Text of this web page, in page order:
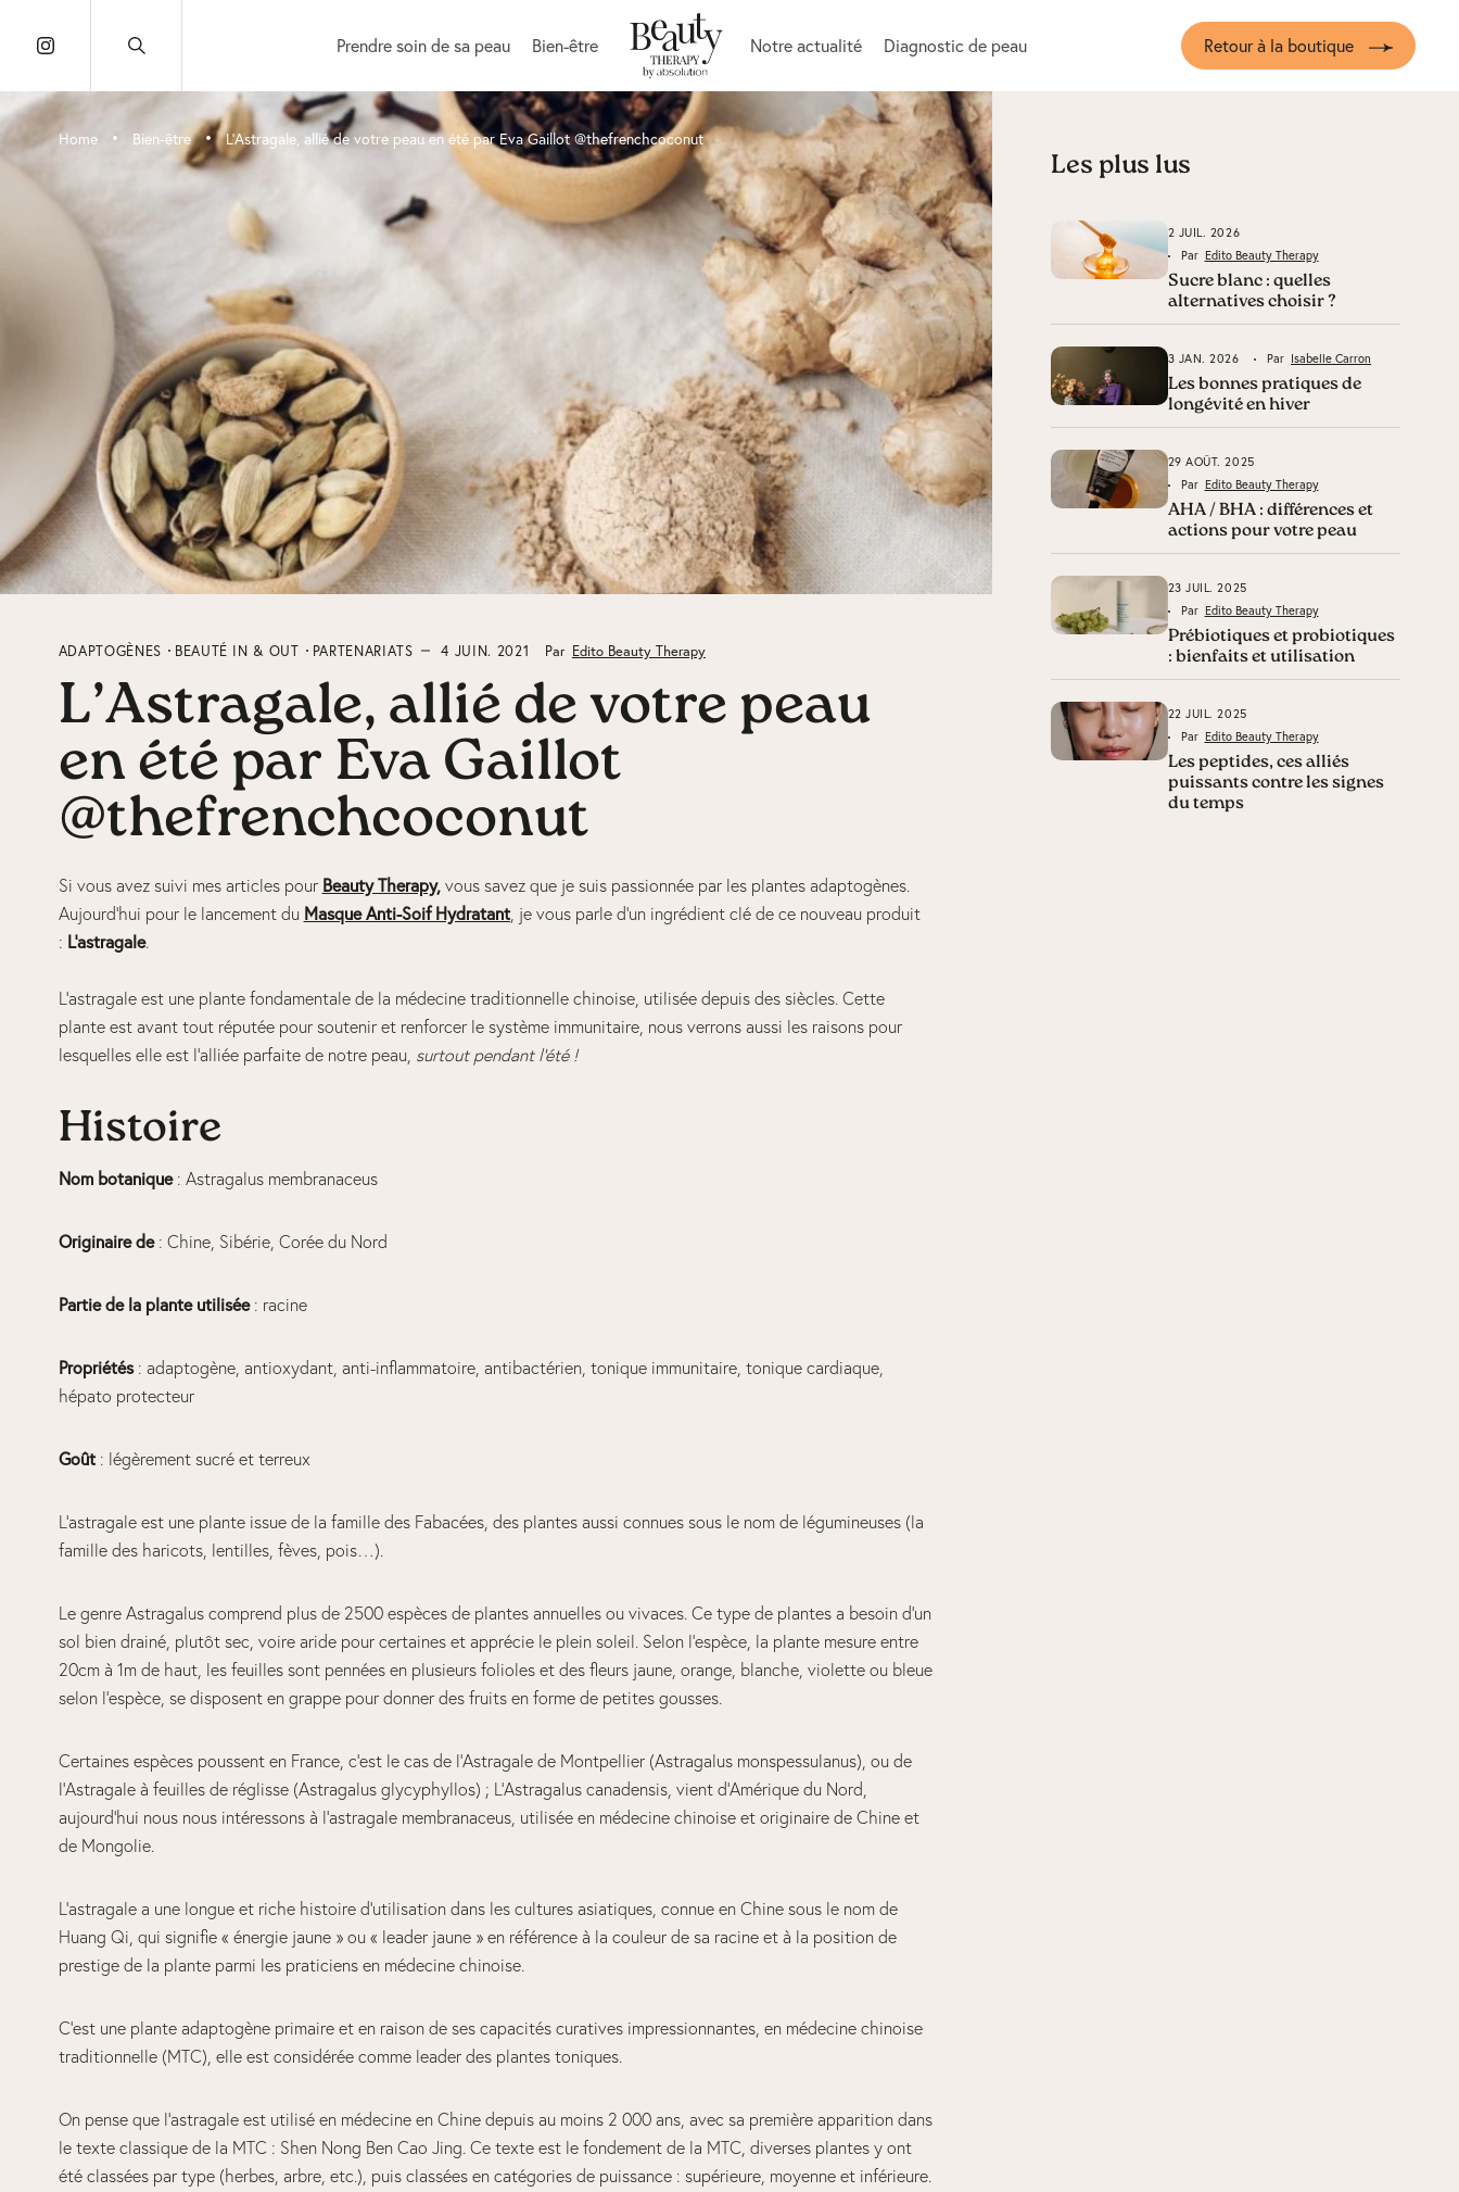
Prendre soin de sa peau Bien-être Notre actualité Diagnostic de peau Retour à la boutique
Home • Bien-être • L’Astragale, allié de votre peau en été par Eva Gaillot @thefrenchcoconut
ADAPTOGÈNES BEAUTÉ IN & OUT PARTENARIATS 4 JUIN. 2021 Par Edito Beauty Therapy
L’Astragale, allié de votre peau
en été par Eva Gaillot
@thefrenchcoconut
Si vous avez suivi mes articles pour Beauty Therapy,vous savez que je suis passionnée par les plantes adaptogènes.
Aujourd’hui pour le lancement du Masque Anti-Soif Hydratant, je vous parle d’un ingrédient clé de ce nouveau produit
: L’astragale.
L’astragale est une plante fondamentale de la médecine traditionnelle chinoise, utilisée depuis des siècles. Cette
plante est avant tout réputée pour soutenir et renforcer le système immunitaire, nous verrons aussi les raisons pour
lesquelles elle est l’alliée parfaite de notre peau, surtout pendant l’été !
Histoire
Nom botanique: Astragalus membranaceus
Originaire de: Chine, Sibérie, Corée du Nord
Partie de la plante utilisée: racine
Propriétés: adaptogène, antioxydant, anti-inflammatoire, antibactérien, tonique immunitaire, tonique cardiaque,
hépato protecteur
Goût: légèrement sucré et terreux
L’astragale est une plante issue de la famille des Fabacées, des plantes aussi connues sous le nom de légumineuses (la
famille des haricots, lentilles, fèves, pois…).
Le genre Astragalus comprend plus de 2500 espèces de plantes annuelles ou vivaces. Ce type de plantes a besoin d’un
sol bien drainé, plutôt sec, voire aride pour certaines et apprécie le plein soleil. Selon l’espèce, la plante mesure entre
20cm à 1m de haut, les feuilles sont pennées en plusieurs folioles et des fleurs jaune, orange, blanche, violette ou bleue
selon l’espèce, se disposent en grappe pour donner des fruits en forme de petites gousses.
Certaines espèces poussent en France, c’est le cas de l’Astragale de Montpellier (Astragalus monspessulanus), ou de
l’Astragale à feuilles de réglisse (Astragalus glycyphyllos) ; L’Astragalus canadensis, vient d’Amérique du Nord,
aujourd’hui nous nous intéressons à l’astragale membranaceus, utilisée en médecine chinoise et originaire de Chine et
de Mongolie.
L’astragale a une longue et riche histoire d’utilisation dans les cultures asiatiques, connue en Chine sous le nom de
Huang Qi, qui signifie « énergie jaune » ou « leader jaune » en référence à la couleur de sa racine et à la position de
prestige de la plante parmi les praticiens en médecine chinoise.
C’est une plante adaptogène primaire et en raison de ses capacités curatives impressionnantes, en médecine chinoise
traditionnelle (MTC), elle est considérée comme leader des plantes toniques.
On pense que l’astragale est utilisé en médecine en Chine depuis au moins 2 000 ans, avec sa première apparition dans
le texte classique de la MTC : Shen Nong Ben Cao Jing. Ce texte est le fondement de la MTC, diverses plantes y ont
été classées par type (herbes, arbre, etc.), puis classées en catégories de puissance : supérieure, moyenne et inférieure.
Les plus lus
2 JUIL. 2026
Par Edito Beauty Therapy
Sucre blanc : quelles
alternatives choisir ?
3 JAN. 2026 Par Isabelle Carron
Les bonnes pratiques de
longévité en hiver
29 AOÛT. 2025
Par Edito Beauty Therapy
AHA / BHA : différences et
actions pour votre peau
23 JUIL. 2025
Par Edito Beauty Therapy
Prébiotiques et probiotiques
: bienfaits et utilisation
22 JUIL. 2025
Par Edito Beauty Therapy
Les peptides, ces alliés
puissants contre les signes
du temps